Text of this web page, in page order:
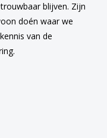
blijven. Zijn
doén waar we
van de